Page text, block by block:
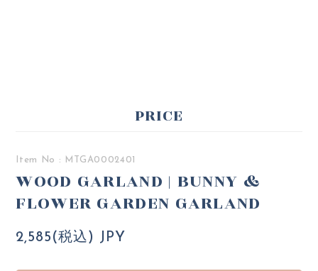
PRICE
Item No : MTGA0002401
WOOD GARLAND | BUNNY &
FLOWER GARDEN GARLAND
2,585(税込) JPY